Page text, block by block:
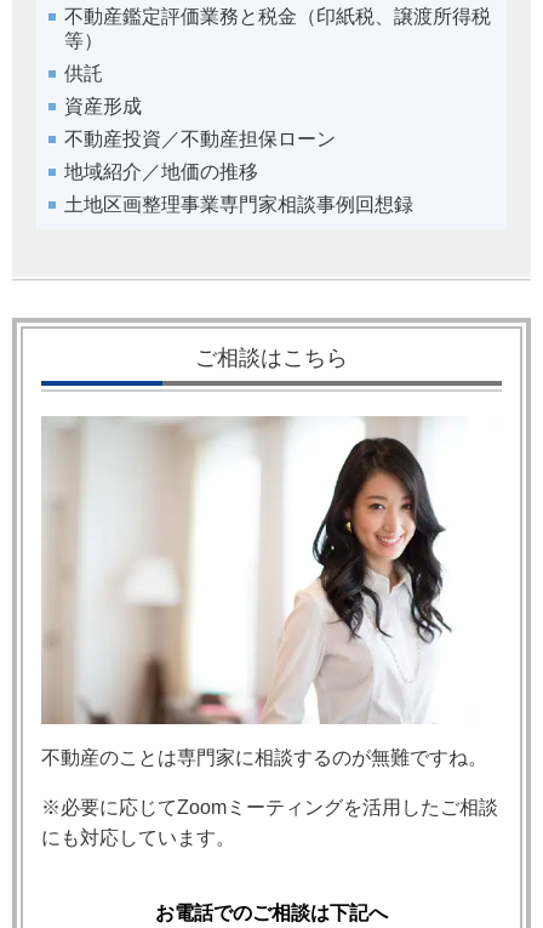
不動産鑑定評価業務と税金（印紙税、譲渡所得税
等）
供託
資産形成
不動産投資／不動産担保ローン
地域紹介／地価の推移
土地区画整理事業専門家相談事例回想録
ご相談はこちら
不動産のことは専門家に相談するのが無難ですね。
※必要に応じてZoomミーティングを活用したご相談
にも対応しています。
お電話でのご相談は下記へ